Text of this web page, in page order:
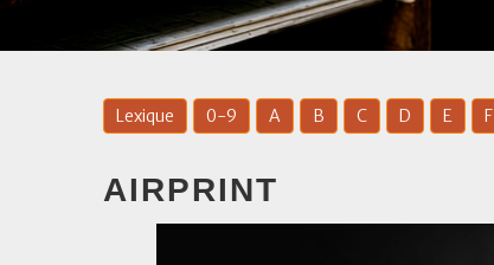
Lexique 0-9 A B C D E F
AIRPRINT